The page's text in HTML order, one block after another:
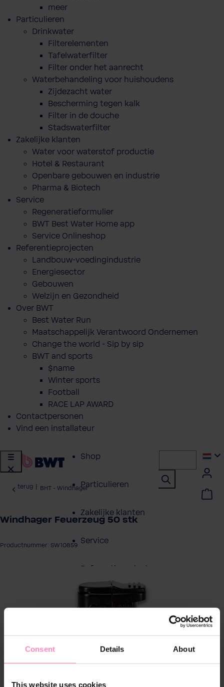
Consent Details About
This website uses cookies
meer
Particulieren
Drinkwater
Filterelementen
Tafelwaterfilter
Filter onder het aanrecht
Waterbehandeling voor huishoudens
Zijdezacht water
Bescherming tegen kalk
Filter in de douche
Stadswaterfilter
Zakelijke klanten
Water voor waterstof productie
Hotel & Restaurant
Openbare gebouwen en industrie
Pharma & Biotech
Service
Regeneratieformulier
BWT Best Water Home app
Service Onlineshop
Referentieprojecten
Landbouw-voedingindustrie
Energiesector
Gebouwen
Welzijn en Gezondheid
Over BWT
Best Water Run
Maatschappelijk Verantwoord Ondernemen
Change the world - Sip by sip
BWT and sports
$name
Winter sports
Football
RACE LAP AWARD
Contactpersonen
Vind een installateur
Shop
Particulieren
Zakelijke klanten
Service
Referentieprojecten
Over BWT
Vind een installateur
terug BHT - Windhager
Windhager Feuerzeug 50 stk
Productnummer: SW10859